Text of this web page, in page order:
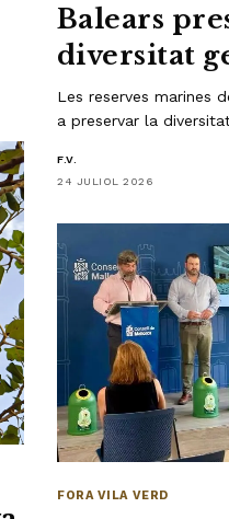
Balears
diversitat
Les reserves marines
a preservar la
F.V.
24 JULIOL 2026
FORA VILA VERD